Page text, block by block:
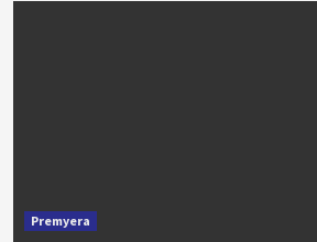
Premyera